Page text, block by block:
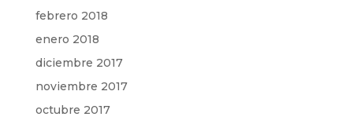
febrero 2018
enero 2018
diciembre 2017
noviembre 2017
octubre 2017